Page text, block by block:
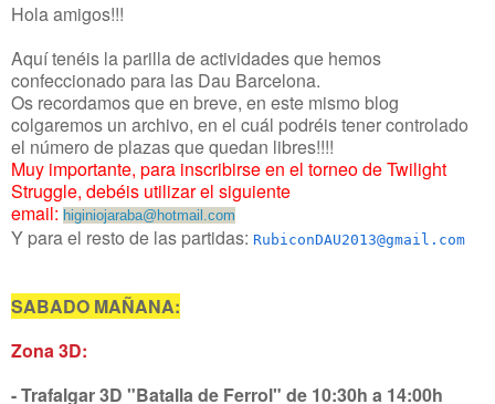
Hola amigos!!!
Aquí tenéis la parilla de actividades que hemos
confeccionado para las Dau Barcelona.
Os recordamos que en breve, en este mismo blog
colgaremos un archivo, en el cuál podréis tener controlado
el número de plazas que quedan libres!!!!
Muy importante, para inscribirse en el torneo de Twilight
Struggle, debéis utilizar el siguiente
email: higiniojaraba@hotmail.com
Y para el resto de las partidas: RubiconDAU2013@gmail.com
SABADO MAÑANA:
Zona 3D:
- Trafalgar 3D "Batalla de Ferrol" de 10:30h a 14:00h